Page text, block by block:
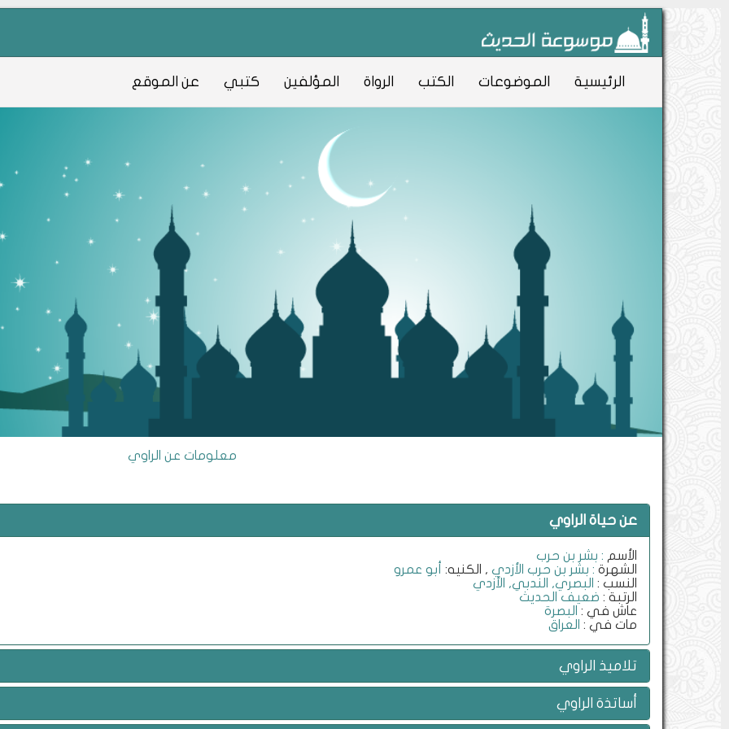
الرئيسية الموضوعات الكتب الرواة المؤلفين كتبي عن الموقع
معلومات عن الراوي
عن حياة الراوي
الأسم : بشر بن حرب
الشهرة : بشر بن حرب الأزدي , الكنيه:
أبو عمرو
النسب : البصري, الندبي, الأزدي
الرتبة : ضعيف الحديث
عاش في : البصرة
مات في : العراق
تلاميذ الراوي
أساتذة الراوي